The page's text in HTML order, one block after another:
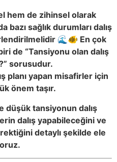
hem de zihinsel olarak
bazı sağlık durumları dalış
🌊🐠 En çok
de “Tansiyonu olan dalış
sorusudur.
planı yapan misafirler için
önem taşır.
düşük tansiyonun dalış
dalış yapabileceğini ve
detaylı şekilde ele